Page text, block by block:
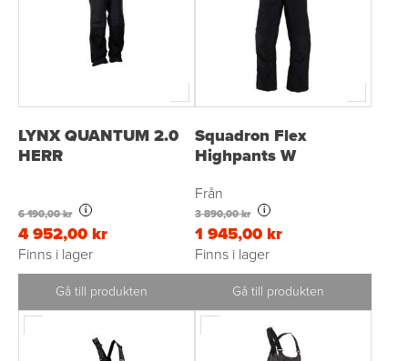
LYNX QUANTUM 2.0
HERR
6 190,00 kr i
4 952,00 kr
Finns i lager
Gå till produkten
Squadron Flex
Highpants W
Från
3 890,00 kr i
1 945,00 kr
Finns i lager
Gå till produkten